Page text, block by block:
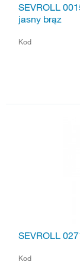
SEVROLL
jasny brąz
Kod
SEVROLL
Kod